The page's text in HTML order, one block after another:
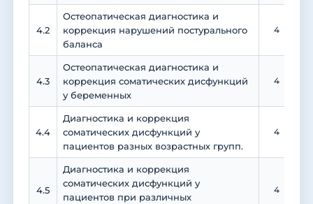
4.2
Остеопатическая диагностика и
коррекция нарушений постурального
баланса
4
4.3
Остеопатическая диагностика и
коррекция соматических дисфункций
у беременных
4
4.4
Диагностика и коррекция
соматических дисфункций у
пациентов разных возрастных групп.
4
4.5
Диагностика и коррекция
соматических дисфункций у
пациентов при различных
4